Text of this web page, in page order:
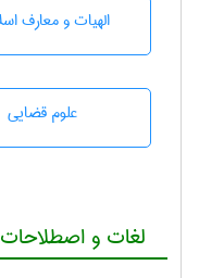
الهیات و معارف
علوم قضایی
لغات و